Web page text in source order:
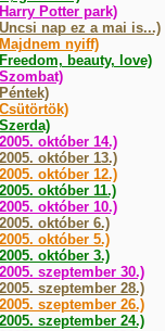
Potter park)
nap ez a mai is...)
nyiff)
beauty, love)
október 14.)
október 13.)
október 12.)
október 11.)
október 10.)
október 6.)
október 5.)
október 3.)
szeptember 30.)
szeptember 28.)
szeptember 26.)
szeptember 24.)